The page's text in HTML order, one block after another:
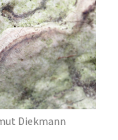
Diekmann